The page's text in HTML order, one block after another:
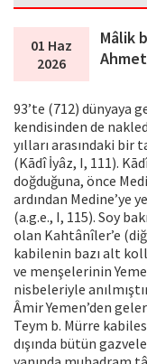
01 Haz
2026
Mâlik
93’te (712) dünyaya
kendisinden de
yılları arasındaki
(Kādî İyâz, I, 111).
doğduğuna, önce
ardından Medine’ye
(a.g.e., I, 115). Soy
olan Kahtânîler’e
kabilenin bazı alt
ve menşelerinin
nisbeleriyle
Âmir Yemen’den
Teym b. Mürre
dışında bütün